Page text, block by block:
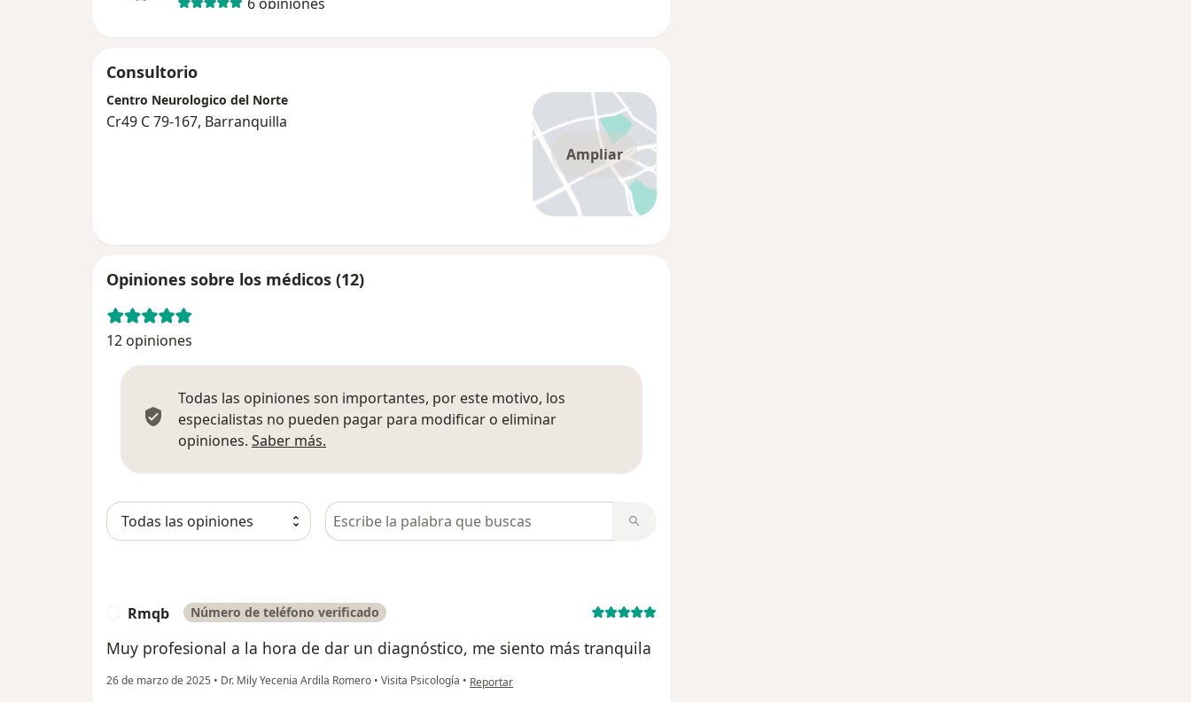
Consultorio
Ampliar
Centro Neurologico del Norte
Cr49 C 79-167, Barranquilla
Opiniones sobre los médicos (12)
12 opiniones
Todas las opiniones son importantes, por este motivo, los
especialistas no pueden pagar para modificar o eliminar
opiniones. Saber más.
Busca en opiniones
Rmqb Número de teléfono verificado
Muy profesional a la hora de dar un diagnóstico, me siento más tranquila
26 de marzo de 2025 • Dr. Mily Yecenia Ardila Romero • Visita Psicología • en opinión del usuario Rmqb
Reportar